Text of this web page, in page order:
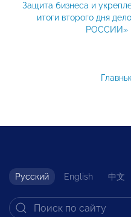
Защита бизнеса и
итоги второго дня
РОССИИ»
Русский English 中文